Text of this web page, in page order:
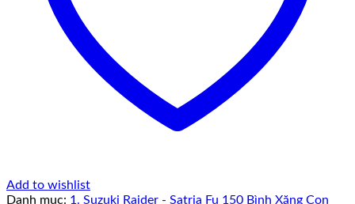
Add to wishlist
Danh mục: 1. Suzuki Raider - Satria Fu 150 Bình Xăng Con